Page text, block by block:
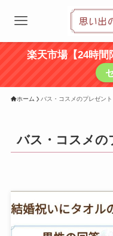
楽天市場【24時間
ホーム バス・コスメのプレゼント
バス・コスメの